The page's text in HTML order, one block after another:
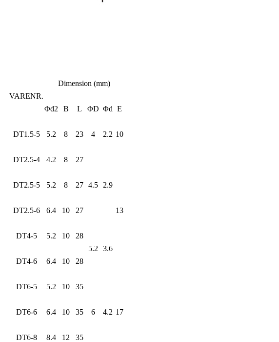
VARENR.
Dimension (mm)
Φd2 B L ΦD Φd E
DT1.5-5 5.2 8 23 4 2.2 10
DT2.5-4 4.2 8 27
4.5 2.9
13
DT2.5-5 5.2 8 27
DT2.5-6 6.4 10 27
DT4-5 5.2 10
28
5.2
3.6
DT4-6
6.4 10 28
DT6-5 5.2 10 35
6 4.2 17
DT6-6 6.4 10 35
DT6-8 8.4 12 35